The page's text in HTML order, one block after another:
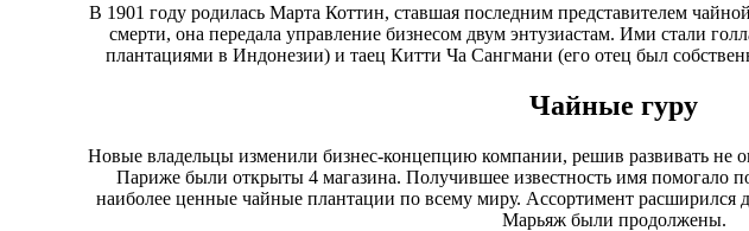
В 1901 году родилась Марта Коттин, ставшая последним представителем
смерти, она передала управление бизнесом двум энтузиастам. Ими стали
плантациями в Индонезии) и таец Китти Ча Сангмани (его отец был
Чайные гуру
Новые владельцы изменили бизнес-концепцию компании, решив развивать не
Париже были открыты 4 магазина. Получившее известность имя помогало
наиболее ценные чайные плантации по всему миру. Ассортимент расширился
Марьяж были продолжены.